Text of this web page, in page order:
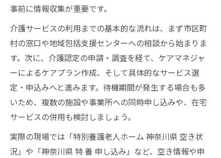
事前に情報収集が重要です。
介護サービスの利用までの基本的な流れは、まず市区町
村の窓口や地域包括支援センターへの相談から始まりま
す。次に、介護認定の申請・調査を経て、ケアマネジャ
ーによるケアプラン作成、そして具体的なサービス選
定・申込みへと進みます。待機期間が発生する場合も多
いため、複数の施設や事業所への同時申し込みや、在宅
サービスの併用も検討しましょう。
実際の現場では「特別養護老人ホーム 神奈川県 空き状
況」や「神奈川県 特 養 申し込み」など、空き情報や申